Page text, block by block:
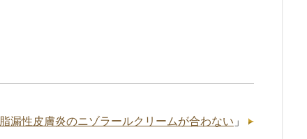
脂漏性皮膚炎のニゾラールクリームが合わない 」